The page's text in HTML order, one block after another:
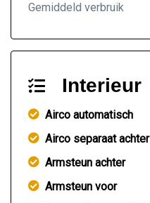
Gemiddeld verbruik
Interieur
Airco automatisch
Airco separaat achter
Armsteun achter
Armsteun voor